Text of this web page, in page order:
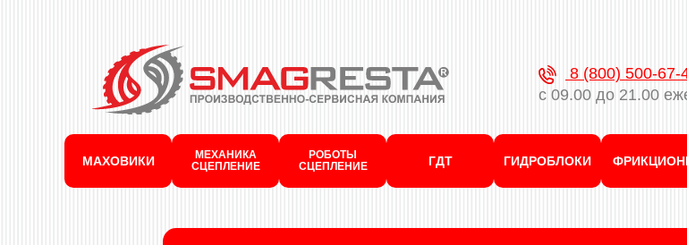
8 (800) 500-67-
с 09.00 до 21.00
МАХОВИКИ
МЕХАНИКА
СЦЕПЛЕНИЕ
РОБОТЫ
СЦЕПЛЕНИЕ
ГДТ ГИДРОБЛОКИ